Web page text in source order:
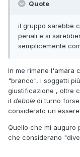
Quote
il gruppo sarebbe
penali e si
semplicemente
In me rimane l'amara
"branco", i soggetti
giustificazione , oltre
il debole di turno
considerato un
Quello che mi auguro
che considerano